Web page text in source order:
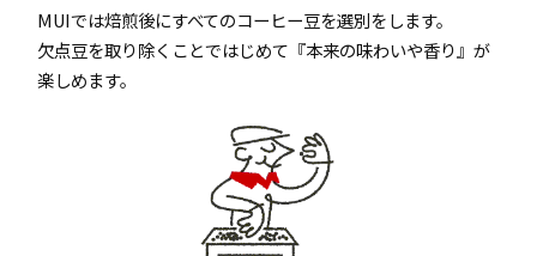
MUIでは焙煎後にすべてのコーヒー⾖を選別をします。
⽋点⾖を取り除くことではじめて『本来の味わいや⾹り』が
楽しめます。